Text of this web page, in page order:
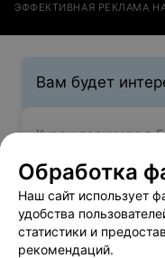
ЭФФЕКТИВНАЯ РЕКЛАМА
Вам будет
Курсы педикюра в
Курсы этикета в
Курсы тату и
Обработка
Наш сайт использует
удобства
статистики и
рекомендаций.